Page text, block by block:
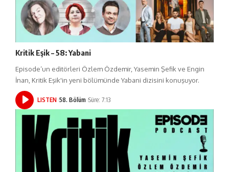
Kritik Eşik – 58: Yabani
Episode’un editörleri Özlem Özdemir, Yasemin Şefik ve Engin
İnan, Kritik Eşik'in yeni bölümünde Yabani dizisini konuşuyor.
LISTEN 58. Bölüm Süre: 7:13